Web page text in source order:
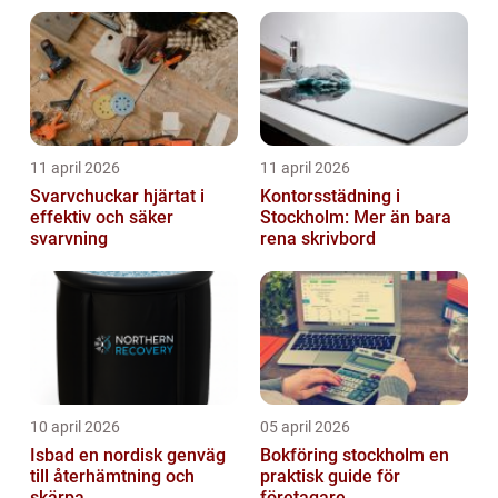
11 april 2026
Svarvchuckar hjärtat i
effektiv och säker
svarvning
11 april 2026
Kontorsstädning i
Stockholm: Mer än bara
rena skrivbord
10 april 2026
Isbad en nordisk genväg
till återhämtning och
05 april 2026
Bokföring stockholm en
praktisk guide för